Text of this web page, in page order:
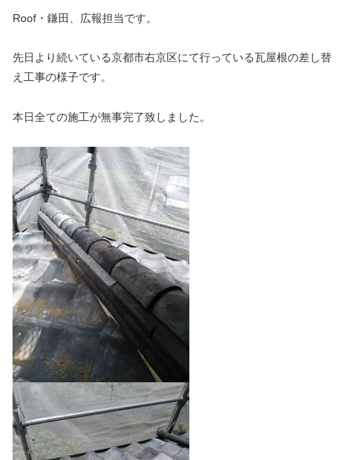
Roof・鎌田、広報担当です。
先日より続いている京都市右京区にて行っている瓦屋根の差し替
え工事の様子です。
本日全ての施工が無事完了致しました。